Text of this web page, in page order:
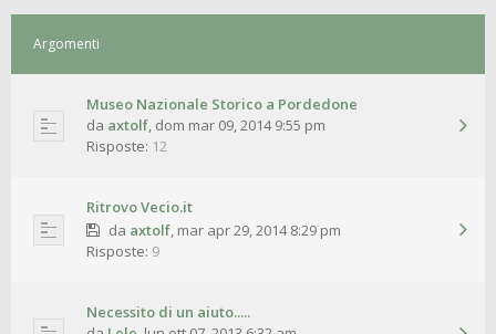
Argomenti
Museo Nazionale Storico a Pordedone
da axtolf, dom mar 09, 2014 9:55 pm
Risposte: 12
Ritrovo Vecio.it
da axtolf, mar apr 29, 2014 8:29 pm
Risposte: 9
Necessito di un aiuto.....